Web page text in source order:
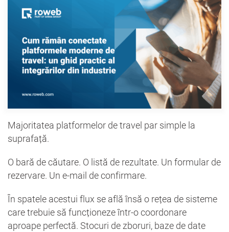
Majoritatea platformelor de travel par simple la
suprafață.
O bară de căutare. O listă de rezultate. Un formular de
rezervare. Un e-mail de confirmare.
În spatele acestui flux se află însă o rețea de sisteme
care trebuie să funcționeze într-o coordonare
aproape perfectă. Stocuri de zboruri, baze de date